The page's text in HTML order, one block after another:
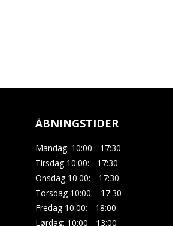
ÅBNINGSTIDER
Mandag: 10:00 - 17:30
Tirsdag 10:00: - 17:30
Onsdag 10:00: - 17:30
Torsdag 10:00: - 17:30
Fredag 10:00: - 18:00
Lørdag: 10:00 - 13:00